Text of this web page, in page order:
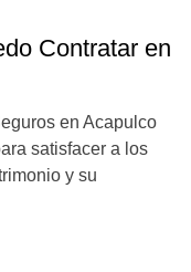
Contratar en
en Acapulco
satisfacer a los
y su